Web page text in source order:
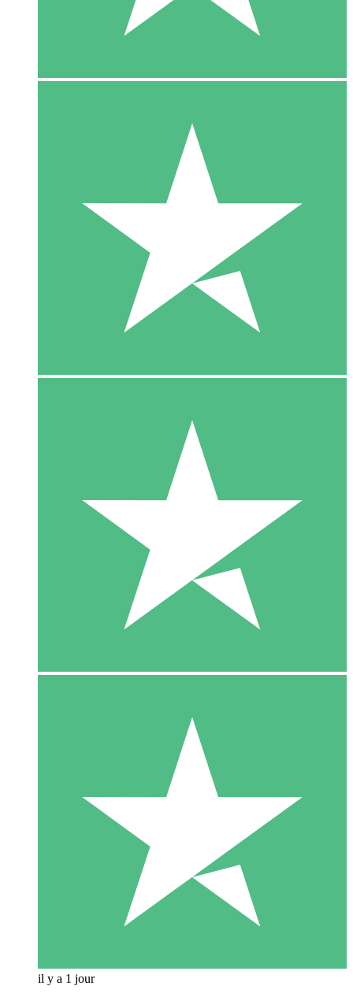
il y a 1 jour